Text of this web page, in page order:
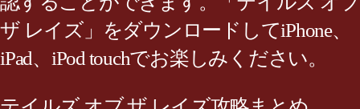
ザ レイズ」をダウンロードしてiPhone、
iPad、iPod touchでお楽しみください。